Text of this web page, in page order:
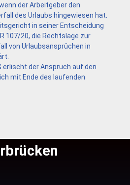
der Arbeitgeber den
des Urlaubs hingewiesen hat.
in seiner Entscheidung
107/20, die Rechtslage zur
von Urlaubsansprüchen in
erlischt der Anspruch auf den
mit Ende des laufenden